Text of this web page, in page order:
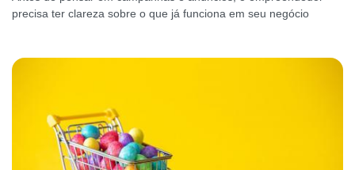
precisa ter clareza sobre o que já funciona em seu negócio